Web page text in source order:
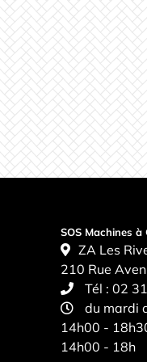
SOS Machines à
ZA Les
210 Rue
Tél :02
du mardi
14h00 -
14h00 - 18h